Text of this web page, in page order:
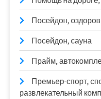
Посейдон,
Посейдон, сауна
Прайм,
Премьер-спорт,
развлекательный